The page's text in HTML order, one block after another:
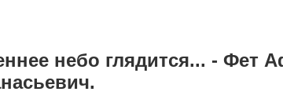
небо глядится... - Фет